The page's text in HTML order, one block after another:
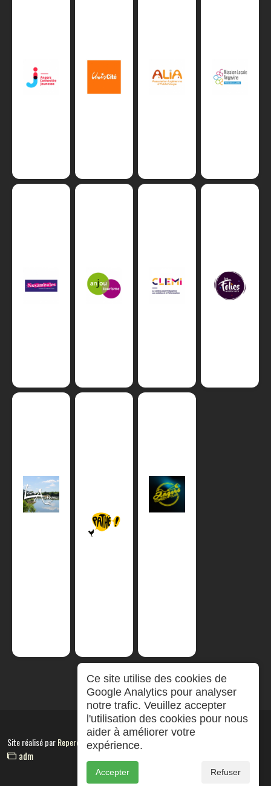
Site réalisé parRepereCom
adm
Ce site utilise des cookies de
Google Analytics pour analyser
notre trafic. Veuillez accepter
l'utilisation des cookies pour nous
aider à améliorer votre
expérience.
Accepter Refuser